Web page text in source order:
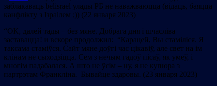
заблакаваць belisrael улады РБ не наважваюцца (відаць, баяцца
канфлікту з Ізраілем ;)) (22 января 2023)
“OK, далей тады – без мяне. Добрага дня і шчасліва
заставацца! и вскоре продолжил: “Карацей, Вы стаміліся. Я
таксама стаміўся. Сайт мяне доўгі час цікавіў, але свет на ім
клінам не сыходзіцца. Сем з нечым гадоў пісаў, як умеў, і
многім падабалася. А што не ўсім – ну, я не купюра з
партрэтам Франкліна. Бывайце здаровы. (23 января 2023)